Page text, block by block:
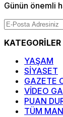
Günün önemli
KATEGORİLER
YAŞAM
SİYASET
GAZETE
VİDEO
PUAN
TÜM